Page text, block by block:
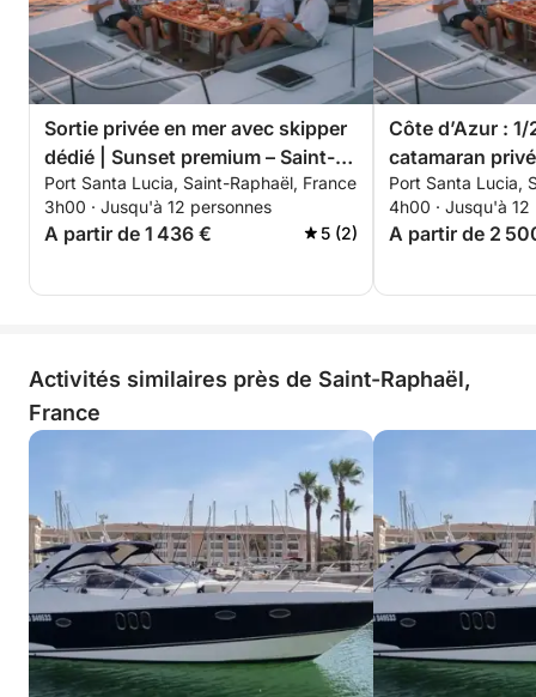
• Buffet méditerranéen & boissons incluses
• Expérience personnalisée de A à Z
Options disponibles
• Décoration EVJF / anniversaire / événement privé
• Champagne & boissons premium
• Photos drone
Pourquoi choisir cette expérience ?
✔️ Des lieux préservés loin de la foule
Une parenthèse premium, élégante et immersive au
cœur de la Méditerranée.
Sortie privée en mer avec skipper
dédié | Sunset premium – Saint-
Raphaël, Estérel & Île d’Or
Port Santa Lucia, Saint-Raphaël, France
3h00 · Jusqu'à 12 personnes
A partir de 1 436 € 5 (2)
Côte d’Azur :
catamaran
Tropez ou
activités
Port Santa Lucia,
4h00 · Jusqu'à 12
A partir de 2
Activités similaires près de Saint-Raphaël,
France